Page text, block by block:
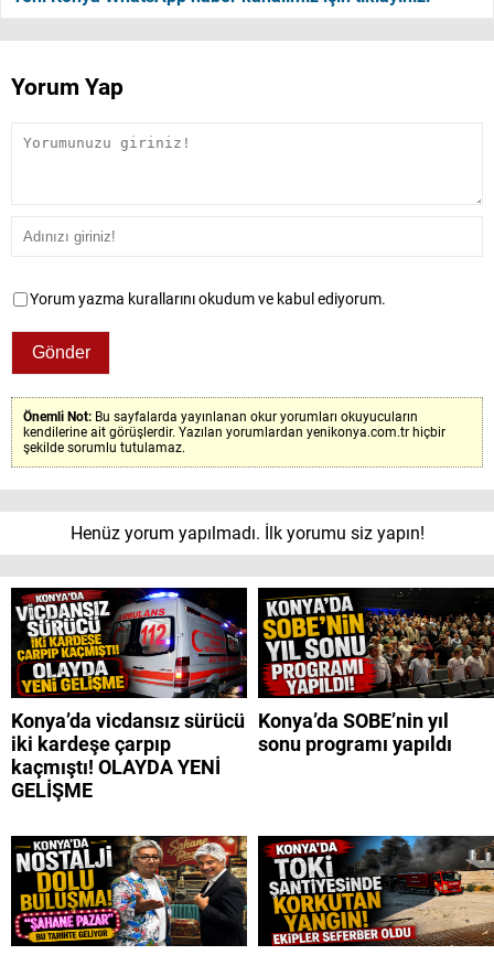
Yorum Yap
Yorum yazma kurallarını okudum ve kabul ediyorum.
Önemli Not: Bu sayfalarda yayınlanan okur yorumları okuyucuların
kendilerine ait görüşlerdir. Yazılan yorumlardan yenikonya.com.tr hiçbir
şekilde sorumlu tutulamaz.
Henüz yorum yapılmadı. İlk yorumu siz yapın!
Konya’da vicdansız sürücü
iki kardeşe çarpıp
kaçmıştı! OLAYDA YENİ
GELİŞME
Konya’da SOBE’nin yıl
sonu programı yapıldı